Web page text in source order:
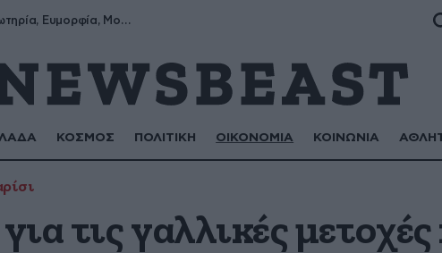
Σωτήρης, Σωτηρία, Ευμορφία, Μορφούλα
ΚΟΣΜΟΣ ΠΟΛΙΤΙΚΗ ΟΙΚΟΝΟΜΙΑ ΚΟΙΝΩΝΙΑ
τις γαλλικές